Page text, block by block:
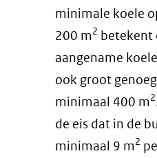
minimale koele
200 m2 betekent
aangename
ook groot
minimaal 400 m2
de eis dat in de
minimaal 9 m2